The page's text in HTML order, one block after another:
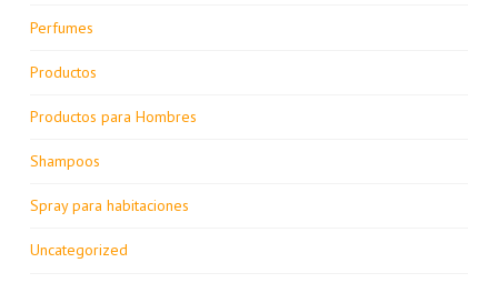
Perfumes
Productos
Productos para Hombres
Shampoos
Spray para habitaciones
Uncategorized